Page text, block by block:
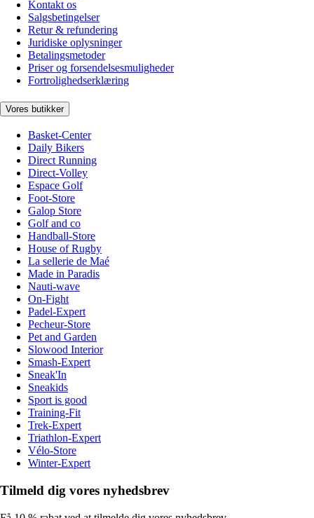
Kontakt os
Salgsbetingelser
Retur & refundering
Juridiske oplysninger
Betalingsmetoder
Priser og forsendelsesmuligheder
Fortrolighedserklæring
Vores butikker
Basket-Center
Daily Bikers
Direct Running
Direct-Volley
Espace Golf
Foot-Store
Galop Store
Golf and co
Handball-Store
House of Rugby
La sellerie de Maé
Made in Paradis
Nauti-wave
On-Fight
Padel-Expert
Pecheur-Store
Pet and Garden
Slowood Interior
Smash-Expert
Sneak'In
Sneakids
Sport is good
Training-Fit
Trek-Expert
Triathlon-Expert
Vélo-Store
Winter-Expert
Tilmeld dig vores nyhedsbrev